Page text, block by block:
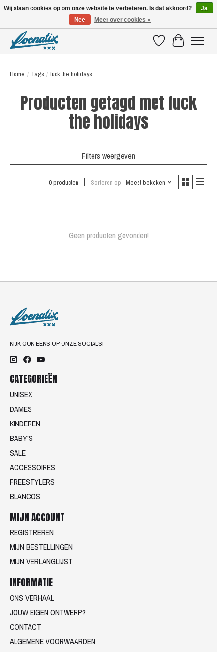
VerlanglijstWinkelwagen
Home / Tags / fuck the holidays
Producten getagd met fuck
the holidays
Filters weergeven
0 producten Sorteren op Meest bekeken
Geen producten gevonden!
KIJK OOK EENS OP ONZE SOCIALS!
CATEGORIEËN
UNISEX
DAMES
KINDEREN
BABY'S
SALE
ACCESSOIRES
FREESTYLERS
BLANCOS
MIJN ACCOUNT
REGISTREREN
MIJN BESTELLINGEN
MIJN VERLANGLIJST
INFORMATIE
ONS VERHAAL
JOUW EIGEN ONTWERP?
CONTACT
ALGEMENE VOORWAARDEN
Wij slaan cookies op om onze website te verbeteren. Is dat akkoord?
Ja
Nee
Meer over cookies »